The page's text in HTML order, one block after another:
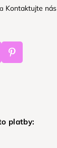
Kontaktujte nás
Pinterest
platby: